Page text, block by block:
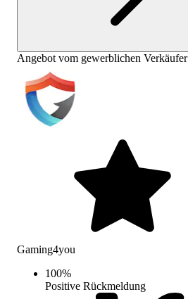
Angebot vom gewerblichen Verkäufer
Gaming4you
100%
Positive Rückmeldung